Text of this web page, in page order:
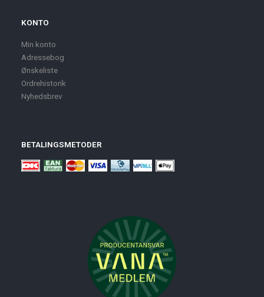
KONTO
Min konto
Adressebog
Ønskeliste
Ordrehistorik
Nyhedsbrev
BETALINGSMETODER